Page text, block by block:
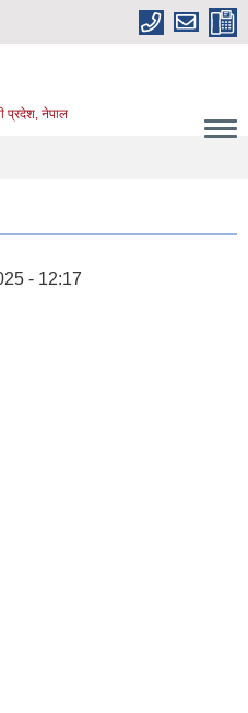
प्रदेश, नेपाल
- 12:17